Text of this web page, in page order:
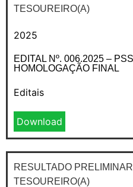
TESOUREIRO(A)
2025
EDITAL Nº. 006.2025 –
HOMOLOGAÇÃO FINAL
Editais
Download
RESULTADO
TESOUREIRO(A)